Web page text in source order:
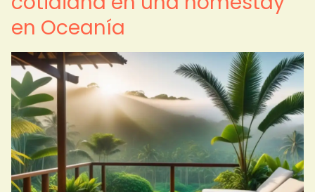
en Oceanía